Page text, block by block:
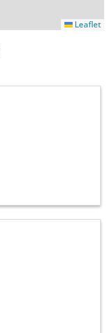
Leaflet